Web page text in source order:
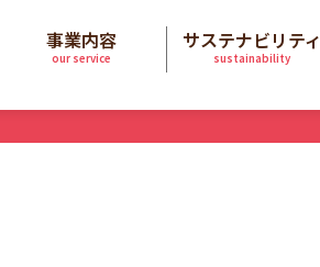
事業内容
our service
サステナビリティ
sustainability